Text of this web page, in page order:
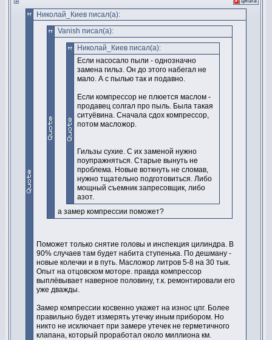
Николай_Киев писал(а):
Vanish писал(а):
Николай_Киев писал(а):
Если насосало пыли - однозначно
замена гильз. Он до этого набегал не
мало. А с пылью так и подавно.
Если компрессор не плюется маслом -
продавец солгал про пыль. Была такая
ситуёвина. Сначала сдох компрессор,
потом масложор.
Гильзы сухие. С их заменой нужно
поупражняться. Старые вынуть не
проблема. Новые воткнуть не сломав,
нужно тщательно подготовиться. Либо
мощный съемник запресовщик, либо
азот.
а замер компрессии поможет?
Поможет только снятие головы и инспекция цилиндра. В
90% случаев там будет набита ступенька. По дешману -
новые колечки и в путь. Масложор литров 5-8 на 30 тык.
Опыт на отцовском моторе. правда компрессор
выплёвывает наверное половину, т.к. ремонтировали его
уже дважды.
Замер компрессии косвенно укажет на износ цпг. Более
правильно будет измерять утечку иным прибором. Но
никто не исключает при замере утечек не герметичного
клапана, который проработал около миллиона км.